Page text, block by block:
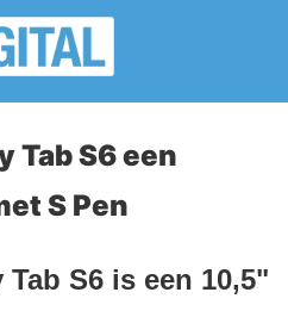
Tab S6 een
S Pen
S6 is een 10,5"